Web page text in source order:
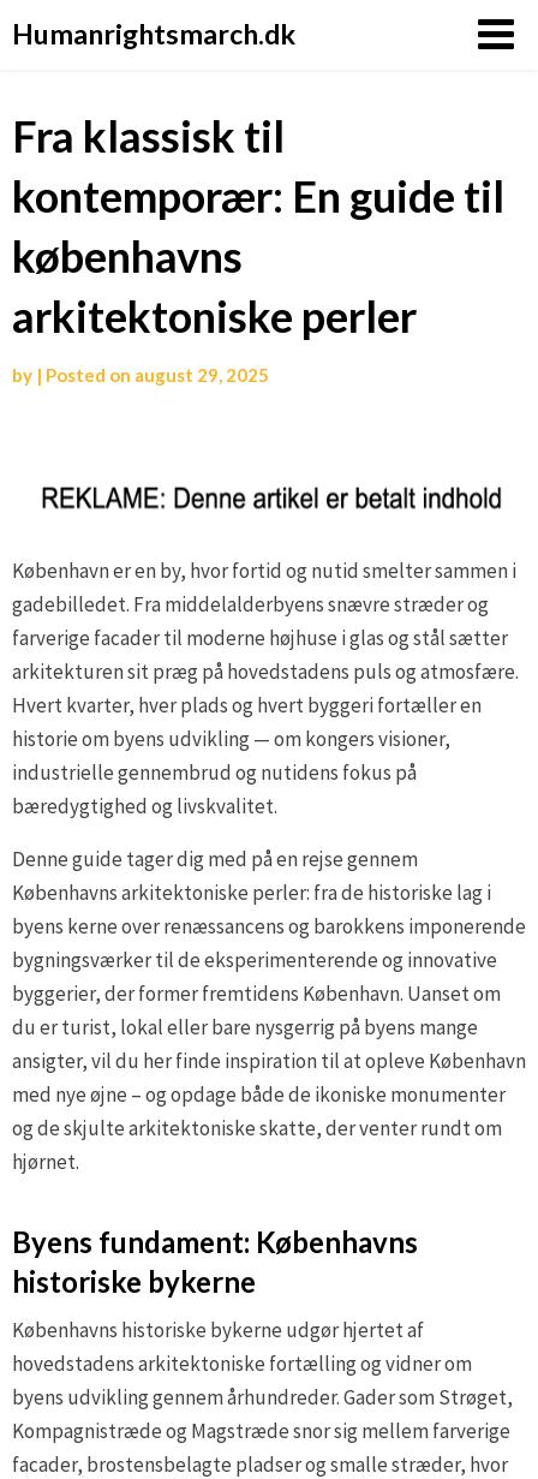
Humanrightsmarch.dk
Fra klassisk til
kontemporær: En guide til
københavns
arkitektoniske perler
by | Posted on august 29, 2025
København er en by, hvor fortid og nutid smelter sammen i
gadebilledet. Fra middelalderbyens snævre stræder og
farverige facader til moderne højhuse i glas og stål sætter
arkitekturen sit præg på hovedstadens puls og atmosfære.
Hvert kvarter, hver plads og hvert byggeri fortæller en
historie om byens udvikling — om kongers visioner,
industrielle gennembrud og nutidens fokus på
bæredygtighed og livskvalitet.
Denne guide tager dig med på en rejse gennem
Københavns arkitektoniske perler: fra de historiske lag i
byens kerne over renæssancens og barokkens imponerende
bygningsværker til de eksperimenterende og innovative
byggerier, der former fremtidens København. Uanset om
du er turist, lokal eller bare nysgerrig på byens mange
ansigter, vil du her finde inspiration til at opleve København
med nye øjne – og opdage både de ikoniske monumenter
og de skjulte arkitektoniske skatte, der venter rundt om
hjørnet.
Byens fundament: Københavns
historiske bykerne
Københavns historiske bykerne udgør hjertet af
hovedstadens arkitektoniske fortælling og vidner om
byens udvikling gennem århundreder. Gader som Strøget,
Kompagnistræde og Magstræde snor sig mellem farverige
facader, brostensbelagte pladser og smalle stræder, hvor